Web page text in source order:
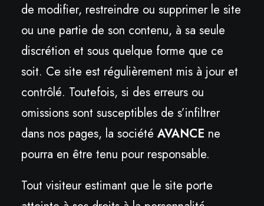
de modifier, restreindre ou supprimer le site
ou une partie de son contenu, à sa seule
discrétion et sous quelque forme que ce
soit. Ce site est régulièrement mis à jour et
contrôlé. Toutefois, si des erreurs ou
omissions sont susceptibles de s’infiltrer
dans nos pages, la société AVANCE ne
pourra en être tenu pour responsable.
Tout visiteur estimant que le site porte